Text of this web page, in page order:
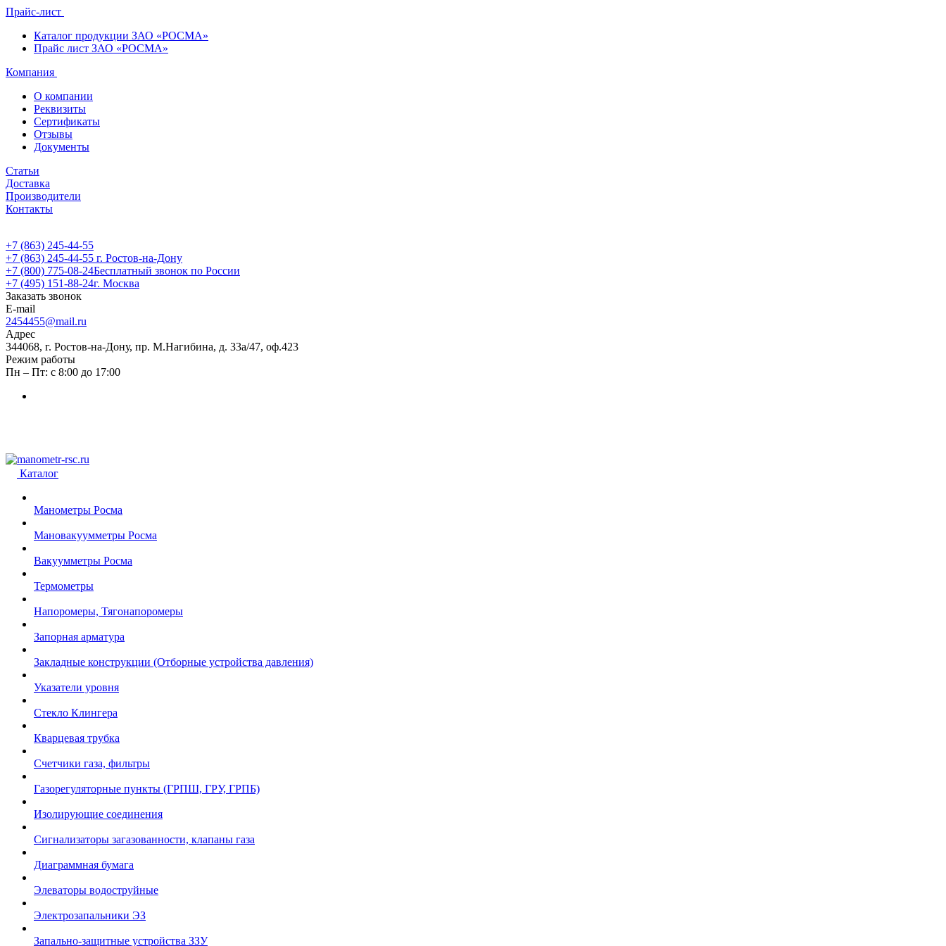
Прайс-лист
Каталог продукции ЗАО «РОСМА»
Прайс лист ЗАО «РОСМА»
Компания
О компании
Реквизиты
Сертификаты
Отзывы
Документы
Статьи
Доставка
Производители
Контакты
+7 (863) 245-44-55
+7 (863) 245-44-55 г. Ростов-на-Дону
+7 (800) 775-08-24Бесплатный звонок по России
+7 (495) 151-88-24г. Москва
Заказать звонок
E-mail
2454455@mail.ru
Адрес
344068, г. Ростов-на-Дону, пр. М.Нагибина, д. 33а/47, оф.423
Режим работы
Пн – Пт: с 8:00 до 17:00
Каталог
Манометры Росма
Мановакуумметры Росма
Вакуумметры Росма
Термометры
Напоромеры, Тягонапоромеры
Запорная арматура
Закладные конструкции (Отборные устройства давления)
Указатели уровня
Стекло Клингера
Кварцевая трубка
Счетчики газа, фильтры
Газорегуляторные пункты (ГРПШ, ГРУ, ГРПБ)
Изолирующие соединения
Сигнализаторы загазованности, клапаны газа
Диаграммная бумага
Элеваторы водоструйные
Электрозапальники ЭЗ
Запально-защитные устройства ЗЗУ